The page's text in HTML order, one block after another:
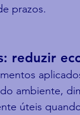
prazos.
reduzir
ambiente,
úteis